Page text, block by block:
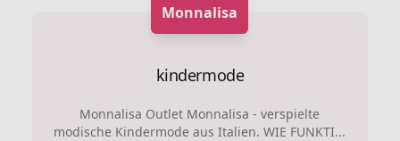
Monnalisa
kindermode
Monnalisa Outlet Monnalisa - verspielte
modische Kindermode aus Italien. WIE FUNKTI...